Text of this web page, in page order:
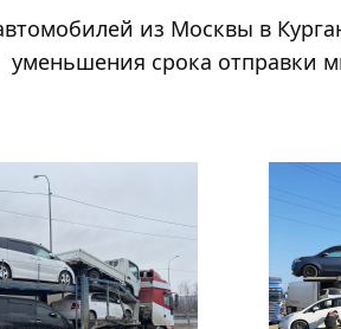
из Москвы в
уменьшения срока отправки